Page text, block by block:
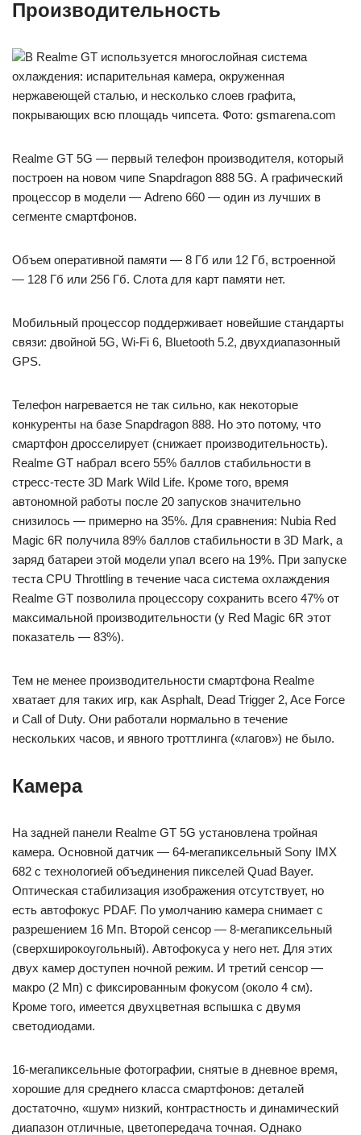
Производительность
В Realme GT используется многослойная система
охлаждения: испарительная камера, окруженная
нержавеющей сталью, и несколько слоев графита,
покрывающих всю площадь чипсета. Фото: gsmarena.com
Realme GT 5G — первый телефон производителя, который
построен на новом чипе Snapdragon 888 5G. А графический
процессор в модели — Adreno 660 — один из лучших в
сегменте смартфонов.
Объем оперативной памяти — 8 Гб или 12 Гб, встроенной
— 128 Гб или 256 Гб. Слота для карт памяти нет.
Мобильный процессор поддерживает новейшие стандарты
связи: двойной 5G, Wi-Fi 6, Bluetooth 5.2, двухдиапазонный
GPS.
Телефон нагревается не так сильно, как некоторые
конкуренты на базе Snapdragon 888. Но это потому, что
смартфон дросселирует (снижает производительность).
Realme GT набрал всего 55% баллов стабильности в
стресс-тесте 3D Mark Wild Life. Кроме того, время
автономной работы после 20 запусков значительно
снизилось — примерно на 35%. Для сравнения: Nubia Red
Magic 6R получила 89% баллов стабильности в 3D Mark, а
заряд батареи этой модели упал всего на 19%. При запуске
теста CPU Throttling в течение часа система охлаждения
Realme GT позволила процессору сохранить всего 47% от
максимальной производительности (у Red Magic 6R этот
показатель — 83%).
Тем не менее производительности смартфона Realme
хватает для таких игр, как Asphalt, Dead Trigger 2, Ace Force
и Call of Duty. Они работали нормально в течение
нескольких часов, и явного троттлинга («лагов») не было.
Камера
На задней панели Realme GT 5G установлена тройная
камера. Основной датчик — 64-мегапиксельный Sony IMX
682 с технологией объединения пикселей Quad Bayer.
Оптическая стабилизация изображения отсутствует, но
есть автофокус PDAF. По умолчанию камера снимает с
разрешением 16 Мп. Второй сенсор — 8-мегапиксельный
(сверхширокоугольный). Автофокуса у него нет. Для этих
двух камер доступен ночной режим. И третий сенсор —
макро (2 Мп) с фиксированным фокусом (около 4 см).
Кроме того, имеется двухцветная вспышка с двумя
светодиодами.
16-мегапиксельные фотографии, снятые в дневное время,
хорошие для среднего класса смартфонов: деталей
достаточно, «шум» низкий, контрастность и динамический
диапазон отличные, цветопередача точная. Однако